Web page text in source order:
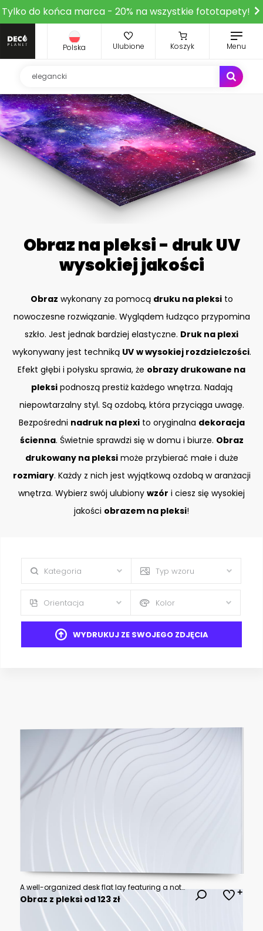
Tylko do końca marca - 20% na wszystkie fototapety!
Polska Ulubione Koszyk Menu
Obraz na pleksi - druk UV
wysokiej jakości
Obraz wykonany za pomocą druku na pleksito
nowoczesne rozwiązanie. Wyglądem łudząco przypomina
szkło. Jest jednak bardziej elastyczne. Druk na plexi
wykonywany jest techniką UV w wysokiej rozdzielczości.
Efekt głębi i połysku sprawia, że obrazy drukowane na
pleksipodnoszą prestiż każdego wnętrza. Nadają
niepowtarzalny styl. Są ozdobą, która przyciąga uwagę.
Bezpośredni nadruk na plexito oryginalna dekoracja
ścienna. Świetnie sprawdzi się w domu i biurze. Obraz
drukowany na pleksimoże przybierać małe i duże
rozmiary. Każdy z nich jest wyjątkową ozdobą w aranżacji
wnętrza. Wybierz swój ulubiony wzór i ciesz się wysokiej
jakości obrazem na pleksi!
Kategoria Typ wzoru
Orientacja Kolor
WYDRUKUJ ZE SWOJEGO ZDJĘCIA
A well-organized desk flat lay featuring a notepad with meeting notes, two pens, and a succulent plant.
Obraz z pleksi od 123 zł